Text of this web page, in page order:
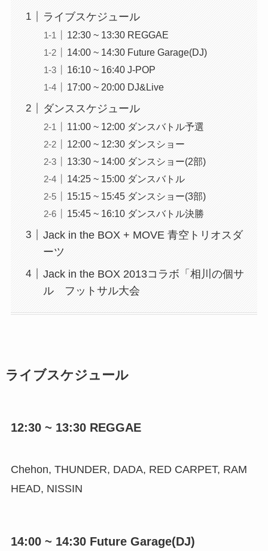
ライブスケジュール
12:30 ~ 13:30 REGGAE
14:00 ~ 14:30 Future Garage(DJ)
16:10 ~ 16:40 J-POP
17:00 ~ 20:00 DJ&Live
ダンススケジュール
11:00 ~ 12:00 ダンスバトル予選
12:00 ~ 12:30 ダンスショー
13:30 ~ 14:00 ダンスショー(2部)
14:25 ~ 15:00 ダンスバトル
15:15 ~ 15:45 ダンスショー(3部)
15:45 ~ 16:10 ダンスバトル決勝
Jack in the BOX + MOVE 青空トリオスダ
ーツ
Jack in the BOX 2013コラボ「相川の個サ
ル フットサル大会
ライブスケジュール
12:30 ~ 13:30 REGGAE
Chehon, THUNDER, DADA, RED CARPET, RAM
HEAD, NISSIN
14:00 ~ 14:30 Future Garage(DJ)